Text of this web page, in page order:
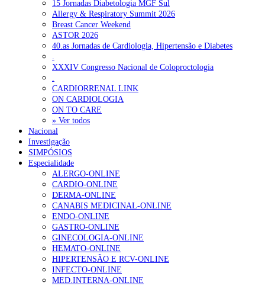
15 Jornadas Diabetologia MGF Sul
Allergy & Respiratory Summit 2026
Breast Cancer Weekend
ASTOR 2026
40.as Jornadas de Cardiologia, Hipertensão e Diabetes
.
XXXIV Congresso Nacional de Coloproctologia
.
CARDIORRENAL LINK
ON CARDIOLOGIA
ON TO CARE
» Ver todos
Nacional
Investigação
SIMPÓSIOS
Especialidade
ALERGO-ONLINE
CARDIO-ONLINE
DERMA-ONLINE
CANABIS MEDICINAL-ONLINE
ENDO-ONLINE
GASTRO-ONLINE
GINECOLOGIA-ONLINE
HEMATO-ONLINE
HIPERTENSÃO E RCV-ONLINE
INFECTO-ONLINE
MED.INTERNA-ONLINE